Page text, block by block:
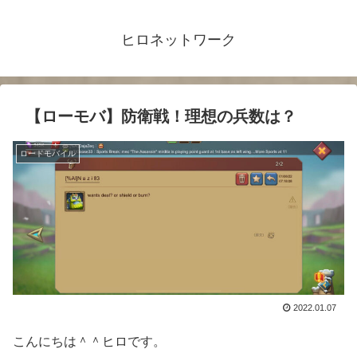
ヒロネットワーク
【ローモバ】防衛戦！理想の兵数は？
ロードモバイル
2022.01.07
こんにちは＾＾ヒロです。